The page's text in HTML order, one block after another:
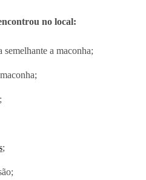
no local:
semelhante a maconha;
;